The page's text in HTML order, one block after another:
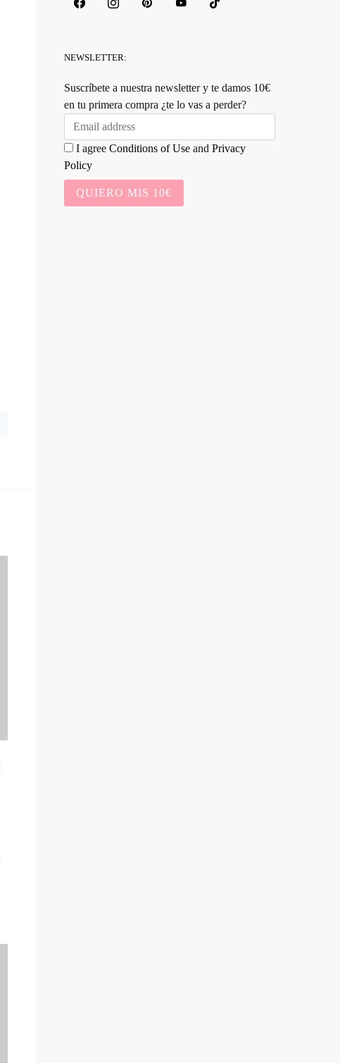
NEWSLETTER:
Suscríbete a nuestra newsletter y te damos 10€
en tu primera compra ¿te lo vas a perder?
I agree Conditions of Use and Privacy
Policy
QUIERO MIS 10€